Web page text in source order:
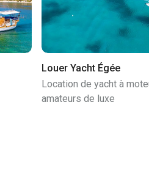
Louer Yacht Égée
Location de yacht à
amateurs de luxe